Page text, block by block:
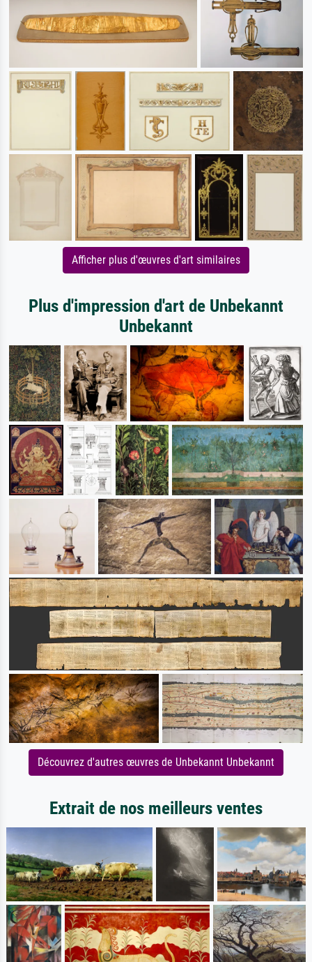
Afficher plus d'œuvres d'art similaires
Plus d'impression d'art de Unbekannt
Unbekannt
Découvrez d'autres œuvres de Unbekannt Unbekannt
Extrait de nos meilleurs ventes